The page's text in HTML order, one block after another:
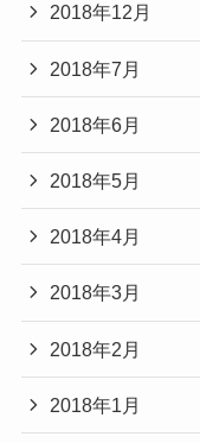
2018年12月
2018年7月
2018年6月
2018年5月
2018年4月
2018年3月
2018年2月
2018年1月